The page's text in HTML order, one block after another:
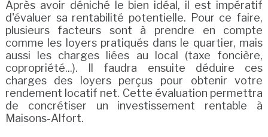
Après avoir déniché le bien idéal, il est impératif
d'évaluer sa rentabilité potentielle. Pour ce faire,
plusieurs facteurs sont à prendre en compte
comme les loyers pratiqués dans le quartier, mais
aussi les charges liées au local (taxe foncière,
copropriété...). Il faudra ensuite déduire ces
charges des loyers perçus pour obtenir votre
rendement locatif net. Cette évaluation permettra
de concrétiser un investissement rentable à
Maisons-Alfort.